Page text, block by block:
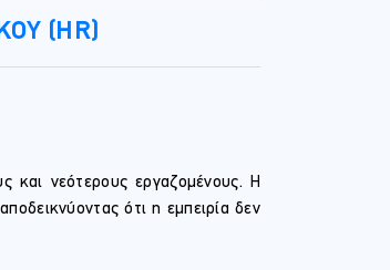
(HR)
και νεότερους εργαζομένους. Η
ότι η εμπειρία δεν